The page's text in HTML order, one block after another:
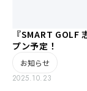
『SMART
プン予定！
お知らせ
2025.10.23